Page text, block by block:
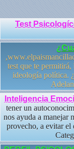
Test
test que te permitirá,
ideología política.
Inteligencia
tener un
nos ayuda a manejar
provecho, a evitar el